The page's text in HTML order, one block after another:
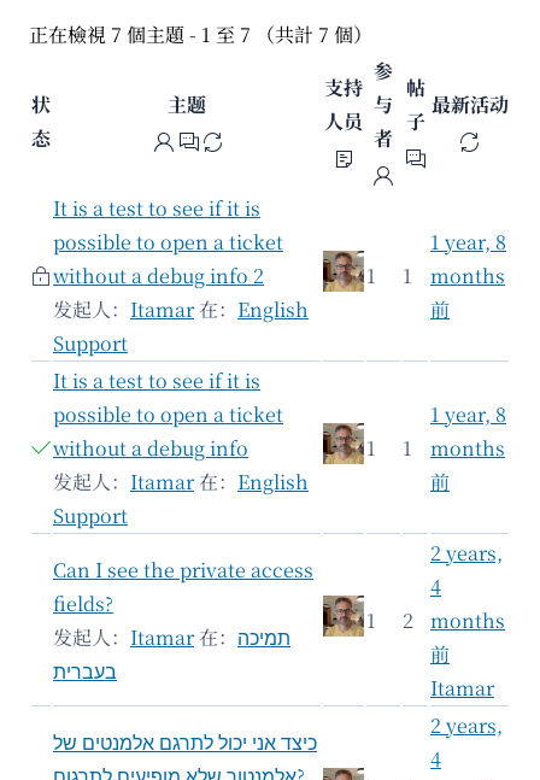
正在檢視 7 個主題 - 1 至 7 （共計 7 個）
状
态
主题
支持
人员
参
与
者
帖
子
最新活动
It is a test to see if it is
possible to open a ticket
without a debug info 2
发起人： Itamar 在： English
Support
1 1
1 year, 8
months
前
It is a test to see if it is
possible to open a ticket
without a debug info
发起人： Itamar 在： English
Support
1 1
1 year, 8
months
前
Can I see the private access
fields?
发起人： Itamar 在： תמיכה
בעברית
1 2
2 years,
4
months
前
Itamar
כיצד אני יכול לתרגם אלמנטים של
2 years,
4